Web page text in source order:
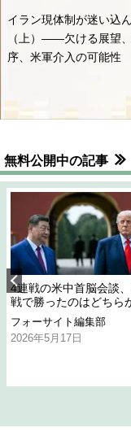
イラン現体制が迷い込
（上）――欠ける展望
序、米軍介入の可能性
無料公開中の記事
4連戦の米中首脳会談
戦で勝ったのはどちら
フォーサイト編集部
2026年5月17日